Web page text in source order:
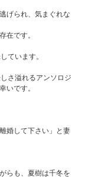
げられ、気まぐれな
在です。
ています。
さ溢れるアンソロジ
いです。
婚して下さい」と妻
らも、夏樹は千冬を